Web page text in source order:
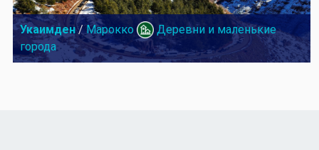
Укаимден/ Марокко
Деревни и маленькие
города